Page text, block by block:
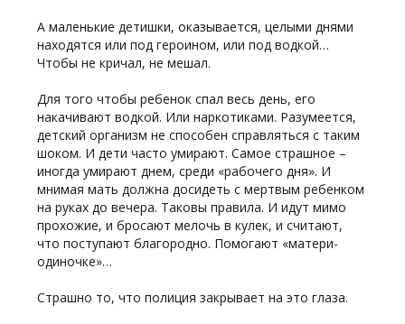
А маленькие детишки, оказывается, целыми днями
находятся или под героином, или под водкой…
Чтобы не кричал, не мешал.
Для того чтобы ребенок спал весь день, его
накачивают водкой. Или наркотиками. Разумеется,
детский организм не способен справляться с таким
шоком. И дети часто умирают. Самое страшное –
иногда умирают днем, среди «рабочего дня». И
мнимая мать должна досидеть с мертвым ребенком
на руках до вечера. Таковы правила. И идут мимо
прохожие, и бросают мелочь в кулек, и считают,
что поступают благородно. Помогают «матери-
одиночке»…
Страшно то, что полиция закрывает на это глаза.